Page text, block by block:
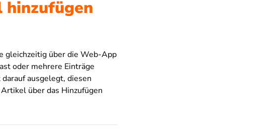
hinzufügen
gleichzeitig über die Web-App
oder mehrere Einträge
ausgelegt, diesen
über das Hinzufügen